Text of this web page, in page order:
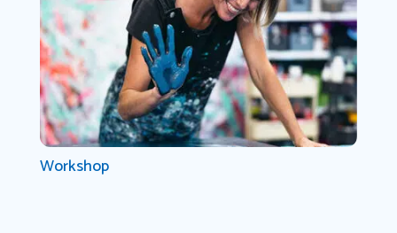
Workshop